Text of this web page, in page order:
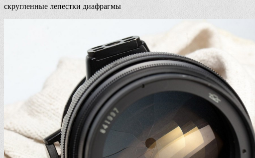
скругленные лепестки диафрагмы